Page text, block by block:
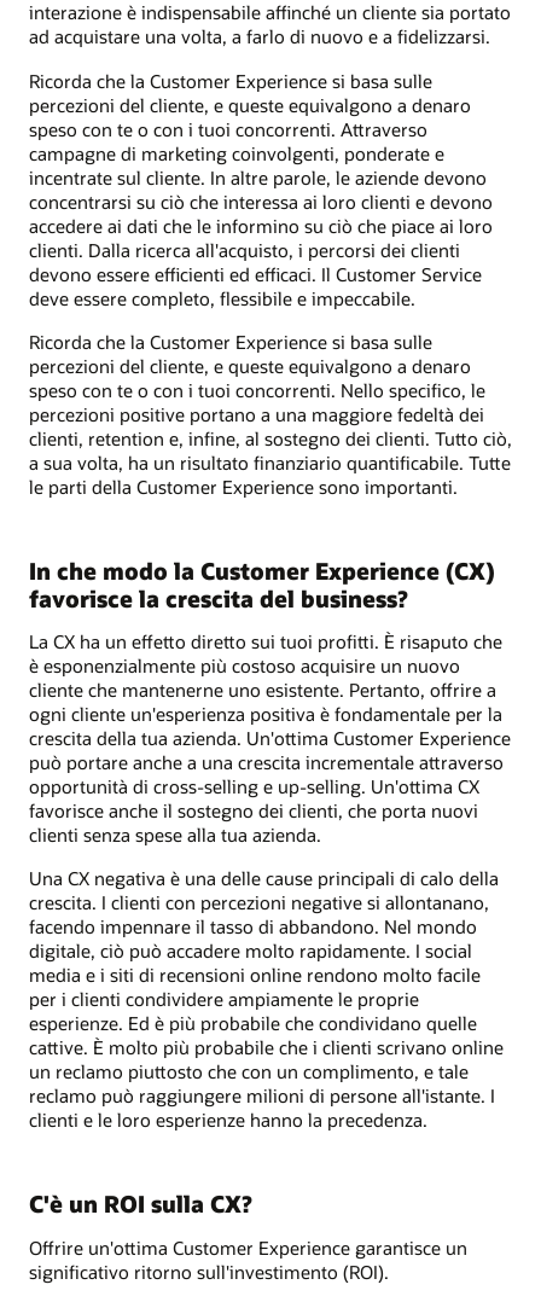
interazione è indispensabile affinché un cliente sia portato
ad acquistare una volta, a farlo di nuovo e a fidelizzarsi.
Ricorda che la Customer Experience si basa sulle
percezioni del cliente, e queste equivalgono a denaro
speso con te o con i tuoi concorrenti. Attraverso
campagne di marketing coinvolgenti, ponderate e
incentrate sul cliente. In altre parole, le aziende devono
concentrarsi su ciò che interessa ai loro clienti e devono
accedere ai dati che le informino su ciò che piace ai loro
clienti. Dalla ricerca all'acquisto, i percorsi dei clienti
devono essere efficienti ed efficaci. Il Customer Service
deve essere completo, flessibile e impeccabile.
Ricorda che la Customer Experience si basa sulle
percezioni del cliente, e queste equivalgono a denaro
speso con te o con i tuoi concorrenti. Nello specifico, le
percezioni positive portano a una maggiore fedeltà dei
clienti, retention e, infine, al sostegno dei clienti. Tutto ciò,
a sua volta, ha un risultato finanziario quantificabile. Tutte
le parti della Customer Experience sono importanti.
In che modo la Customer Experience (CX)
favorisce la crescita del business?
La CX ha un effetto diretto sui tuoi profitti. È risaputo che
è esponenzialmente più costoso acquisire un nuovo
cliente che mantenerne uno esistente. Pertanto, offrire a
ogni cliente un'esperienza positiva è fondamentale per la
crescita della tua azienda. Un'ottima Customer Experience
può portare anche a una crescita incrementale attraverso
opportunità di cross-selling e up-selling. Un'ottima CX
favorisce anche il sostegno dei clienti, che porta nuovi
clienti senza spese alla tua azienda.
Una CX negativa è una delle cause principali di calo della
crescita. I clienti con percezioni negative si allontanano,
facendo impennare il tasso di abbandono. Nel mondo
digitale, ciò può accadere molto rapidamente. I social
media e i siti di recensioni online rendono molto facile
per i clienti condividere ampiamente le proprie
esperienze. Ed è più probabile che condividano quelle
cattive. È molto più probabile che i clienti scrivano online
un reclamo piuttosto che con un complimento, e tale
reclamo può raggiungere milioni di persone all'istante. I
clienti e le loro esperienze hanno la precedenza.
C'è un ROI sulla CX?
Offrire un'ottima Customer Experience garantisce un
significativo ritorno sull'investimento (ROI).